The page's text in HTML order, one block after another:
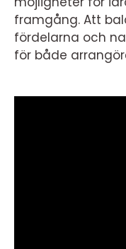
framgång. Att
fördelarna och
för både